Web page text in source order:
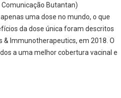
Butantan)
uma dose no mundo, o que
da dose única foram descritos
& Immunotherapeutics, em 2018. O
a uma melhor cobertura vacinal e